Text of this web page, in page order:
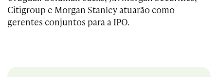
Citigroup e Morgan Stanley atuarão como
gerentes conjuntos para a IPO.